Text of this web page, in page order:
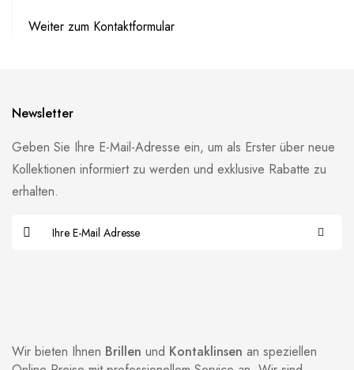
Weiter zum Kontaktformular
Wir bieten Ihnen Brillen und Kontaklinsen an speziellen
Newsletter
Geben Sie Ihre E-Mail-Adresse ein, um als Erster über neue
Kollektionen informiert zu werden und exklusive Rabatte zu
erhalten.